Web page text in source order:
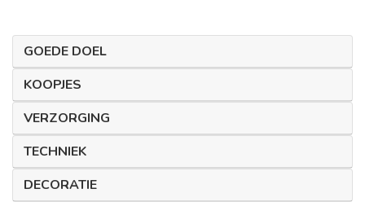
GOEDE DOEL
KOOPJES
VERZORGING
TECHNIEK
DECORATIE